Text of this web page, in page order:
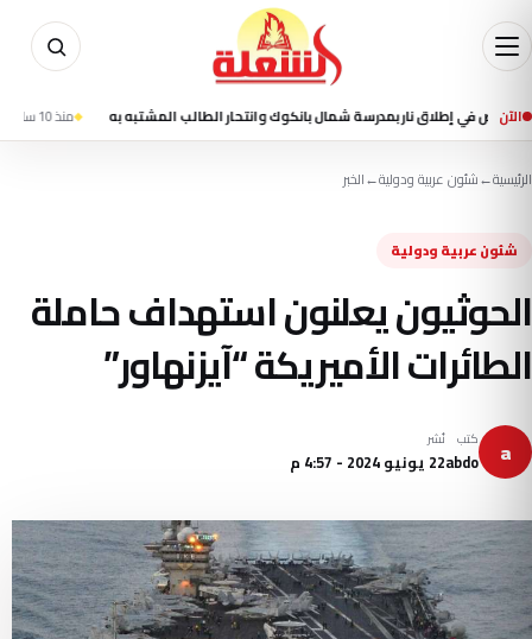
الآن منذ 10 ساعة مقتل شخصين وإصابة 13 في
الرئيسية←شئون عربية ودولية←الخبر
شئون عربية ودولية
الحوثيون يعلنون استهداف حاملة
الطائرات الأميريكة “آيزنهاور”
a كتب
abdo
نُشر
22 يونيو 2024 - 4:57 م